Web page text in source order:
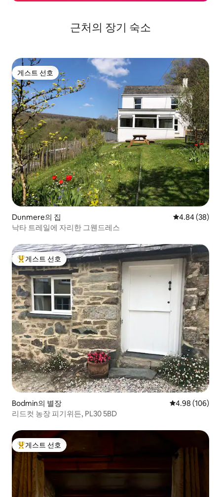
근처의 장기 숙소
게스트 선호
게스트 선호
Dunmere의 집 평점 4.84점(5
4.84 (38)
낙타 트레일에 자리한 그웬드레스
상위 게스트 선호
게스트 선호
Bodmin의 별장 평점 4.98점(5
4.98 (106)
리드컷 농장 피기위든, PL30 5BD
상위 게스트 선호
게스트 선호